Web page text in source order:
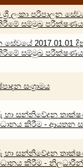
ශ්‍රී ලංකා පරිපාලන
සම්මුඛ
සේවයේ
සම්මුඛ
සංග්‍රාමය
හා සන්නිවේදන
කිරීම - ආයතන
හා සන්නිවේදන
කිරීම -